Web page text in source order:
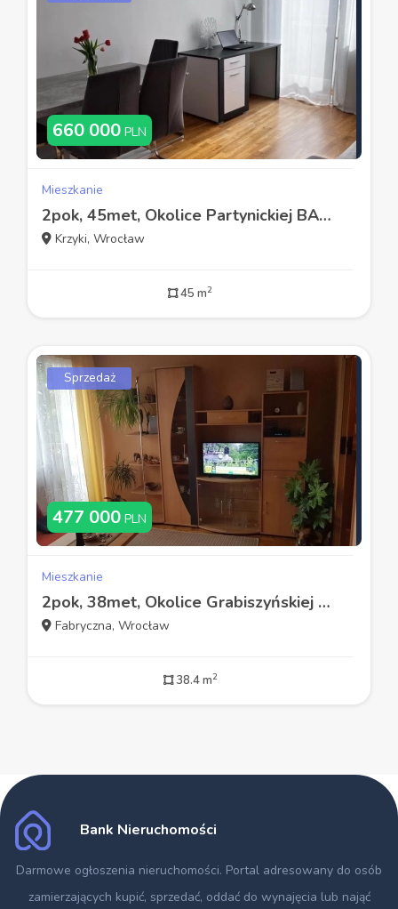
660 000 PLN
Mieszkanie
2pok, 45met, Okolice Partynickiej BALKON/WINDA/2006 (Wrocław)
Krzyki, Wrocław
45 m2
Sprzedaż
477 000 PLN
Mieszkanie
2pok, 38met, Okolice Grabiszyńskiej BALKON/PIWNICA (Wrocław)
Fabryczna, Wrocław
38.4 m2
Bank Nieruchomości
Darmowe ogłoszenia nieruchomości. Portal adresowany do osób
zamierzających kupić, sprzedać, oddać do wynajęcia lub nająć